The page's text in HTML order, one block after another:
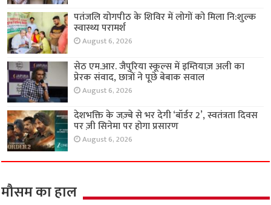
पतंजलि योगपीठ के शिविर में लोगों को मिला नि:शुल्क
स्वास्थ्य परामर्श
August 6, 2026
सेठ एम.आर. जैपुरिया स्कूल्स में इम्तियाज़ अली का
प्रेरक संवाद, छात्रों ने पूछे बेबाक सवाल
August 6, 2026
देशभक्ति के जज़्बे से भर देगी ‘बॉर्डर 2’, स्वतंत्रता दिवस
पर ज़ी सिनेमा पर होगा प्रसारण
August 6, 2026
मौसम का हाल